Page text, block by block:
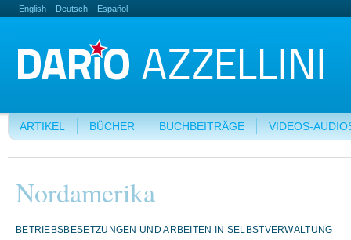
English Deutsch Español
ARTIKEL BÜCHER BUCHBEITRÄGE VIDEOS-
Nordamerika
BETRIEBSBESETZUNGEN UND ARBEITEN IN SELBSTVERWALTUNG